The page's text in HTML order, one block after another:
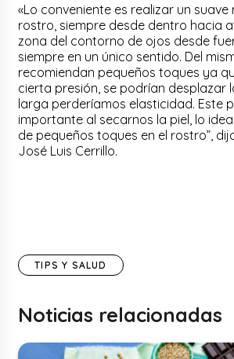
«Lo conveniente es realizar un suave
rostro, siempre desde dentro hacia
zona del contorno de ojos desde
siempre en un único sentido. Del
recomiendan pequeños toques ya
cierta presión, se podrían desplazar
larga perderíamos elasticidad. Este
importante al secarnos la piel, lo
de pequeños toques en el rostro”,
José Luis Cerrillo.
TIPS Y SALUD
Noticias relacionadas